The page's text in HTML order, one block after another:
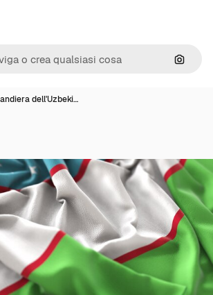
Cerca
dell'Uzbeki…